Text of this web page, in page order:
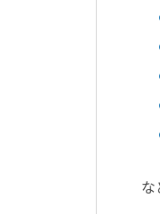
な